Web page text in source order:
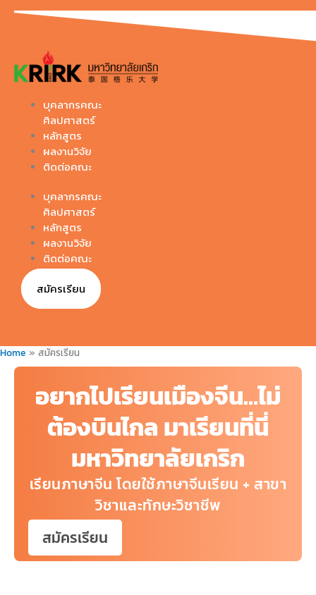
Skip
บุคลากรคณะ
ศิลปศาสตร์
หลักสูตร
ผลงานวิจัย
ติดต่อคณะ
บุคลากรคณะ
ศิลปศาสตร์
หลักสูตร
ผลงานวิจัย
ติดต่อคณะ
สมัครเรียน
Home สมัครเรียน
อยากไปเรียนเมืองจีน…ไม่
ต้องบินไกล มาเรียนที่นี่
มหาวิทยาลัยเกริก
เรียนภาษาจีน โดยใช้ภาษาจีนเรียน + สาขา
วิชาและทักษะวิชาชีพ
สมัครเรียน